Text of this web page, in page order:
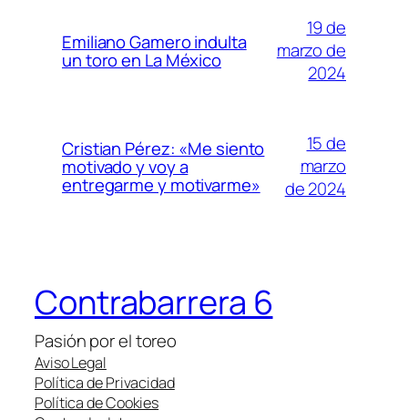
Emiliano Gamero indulta
un toro en La México
19 de
marzo de
2024
Cristian Pérez: «Me siento
motivado y voy a
entregarme y motivarme»
15 de
marzo
de 2024
Contrabarrera 6
Pasión por el toreo
Aviso Legal
Política de Privacidad
Política de Cookies